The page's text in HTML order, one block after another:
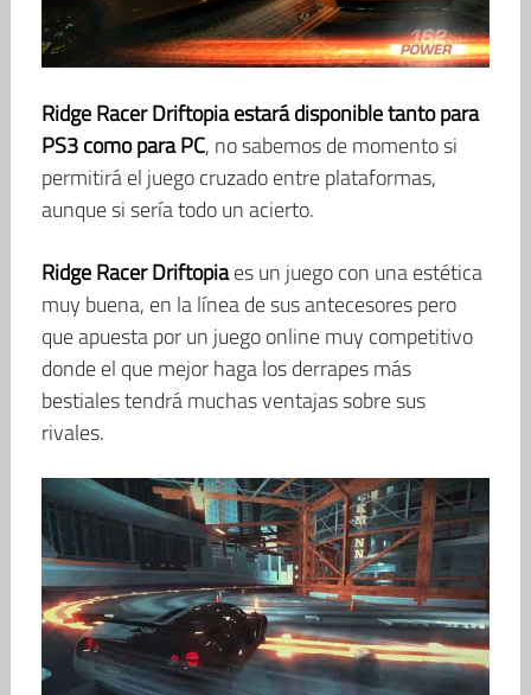
Ridge Racer Driftopia estará disponible tanto para
PS3 como para PC, no sabemos de momento si
permitirá el juego cruzado entre plataformas,
aunque si sería todo un acierto.
Ridge Racer Driftopiaes un juego con una estética
muy buena, en la línea de sus antecesores pero
que apuesta por un juego online muy competitivo
donde el que mejor haga los derrapes más
bestiales tendrá muchas ventajas sobre sus
rivales.